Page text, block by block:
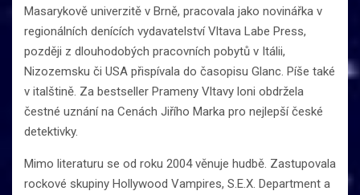
Masarykově univerzitě v Brně, pracovala jako novinářka v
regionálních denících vydavatelství Vltava Labe Press,
později z dlouhodobých pracovních pobytů v Itálii,
Nizozemsku či USA přispívala do časopisu Glanc. Píše také
v italštině. Za bestseller Prameny Vltavy loni obdržela
čestné uznání na Cenách Jiřího Marka pro nejlepší české
detektivky.
Mimo literaturu se od roku 2004 věnuje hudbě. Zastupovala
rockové skupiny Hollywood Vampires, S.E.X. Department a